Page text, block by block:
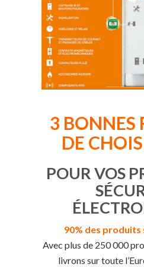
3 BONNES
DE
POUR VOS
90% des
Avec plus de 250 000
livrons sur toute